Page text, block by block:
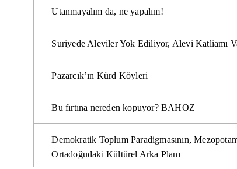
Utanmayalım da, ne yapalım!
Suriyede Aleviler Yok Ediliyor, Alevi Katliamı
Pazarcık’ın Kürd Köyleri
Bu fırtına nereden kopuyor? BAHOZ
Demokratik Toplum Paradigmasının,
Ortadoğudaki Kültürel Arka Planı